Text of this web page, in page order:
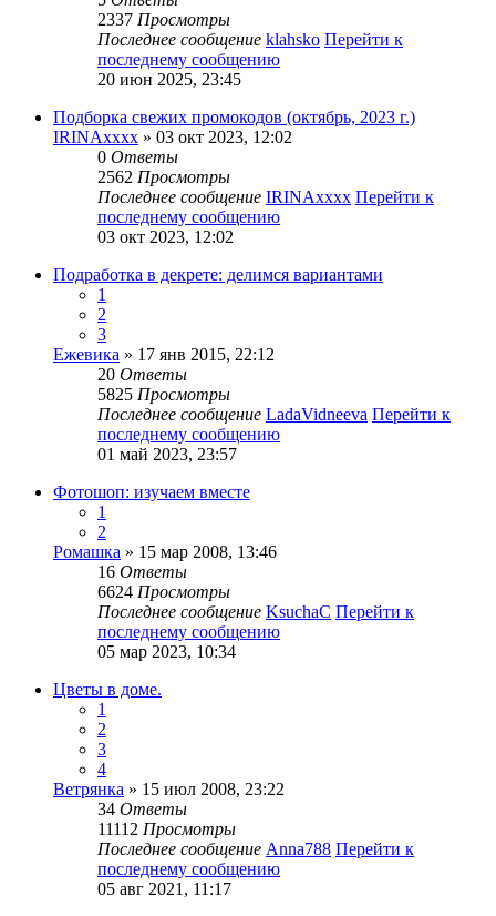
2337 Просмотры
Последнее сообщение klahsko Перейти к
последнему сообщению
20 июн 2025, 23:45
Подборка свежих промокодов (октябрь, 2023 г.)
IRINAxxxx » 03 окт 2023, 12:02
0 Ответы
2562 Просмотры
Последнее сообщение IRINAxxxx Перейти к
последнему сообщению
03 окт 2023, 12:02
Подработка в декрете: делимся вариантами
1
2
3
Ежевика » 17 янв 2015, 22:12
20 Ответы
5825 Просмотры
Последнее сообщение LadaVidneeva Перейти к
последнему сообщению
01 май 2023, 23:57
Фотошоп: изучаем вместе
1
2
Ромашка » 15 мар 2008, 13:46
16 Ответы
6624 Просмотры
Последнее сообщение KsuchaC Перейти к
последнему сообщению
05 мар 2023, 10:34
Цветы в доме.
1
2
3
4
Ветрянка » 15 июл 2008, 23:22
34 Ответы
11112 Просмотры
Последнее сообщение Anna788 Перейти к
последнему сообщению
05 авг 2021, 11:17